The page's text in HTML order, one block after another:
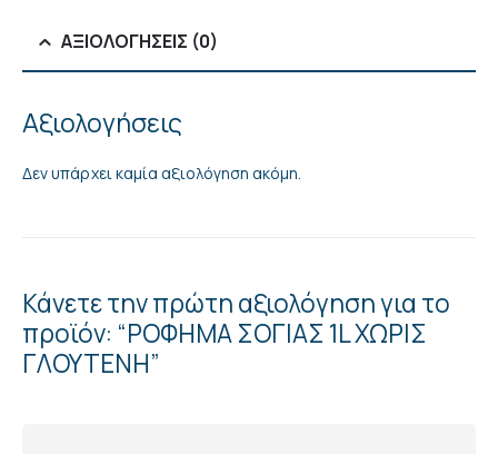
ΑΞΙΟΛΟΓΉΣΕΙΣ (0)
Αξιολογήσεις
Δεν υπάρχει καμία αξιολόγηση ακόμη.
Κάνετε την πρώτη αξιολόγηση για το
προϊόν: “ΡΟΦΗΜΑ ΣΟΓΙΑΣ 1L ΧΩΡΙΣ
ΓΛΟΥΤΕΝΗ”